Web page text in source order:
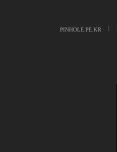
PINHOLE.PE.KR